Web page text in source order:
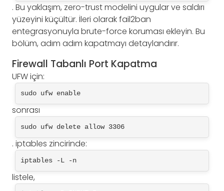
. Bu yaklaşım, zero-trust modelini uygular ve saldırı
yüzeyini küçültür. İleri olarak fail2ban
entegrasyonuyla brute-force koruması ekleyin. Bu
bölüm, adım adım kapatmayı detaylandırır.
Firewall Tabanlı Port Kapatma
UFW için:
sudo ufw enable
sonrası
sudo ufw delete allow 3306
. iptables zincirinde:
iptables -L -n
listele,